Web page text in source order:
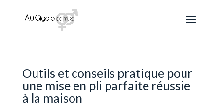
Outils et conseils pratique pour
une mise en pli parfaite réussie
à la maison